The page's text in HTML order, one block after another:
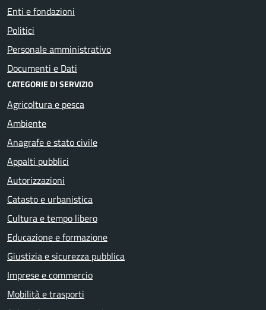
Enti e fondazioni
Politici
Personale amministrativo
Documenti e Dati
CATEGORIE DI SERVIZIO
Agricoltura e pesca
Ambiente
Anagrafe e stato civile
Appalti pubblici
Autorizzazioni
Catasto e urbanistica
Cultura e tempo libero
Educazione e formazione
Giustizia e sicurezza pubblica
Imprese e commercio
Mobilità e trasporti